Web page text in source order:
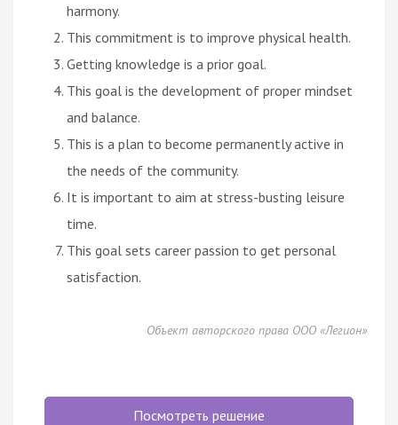
harmony.
This commitment is to improve physical health.
Getting knowledge is a prior goal.
This goal is the development of proper mindset
and balance.
This is a plan to become permanently active in
the needs of the community.
It is important to aim at stress-busting leisure
time.
This goal sets career passion to get personal
satisfaction.
Объект авторского права ООО «Легион»
Посмотреть решение